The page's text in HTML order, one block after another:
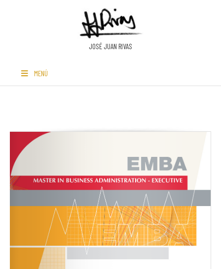
JOSÉ JUAN RIVAS
MENÚ